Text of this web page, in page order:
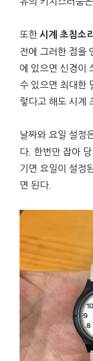
또한 시계 초침소리
전에 그러한 점을
에 있으면 신경이
수 있으면 최대한
렇다고 해도 시계
날짜와 요일 설정
다. 한번만 잡아
기면 요일이 설정
면 된다.